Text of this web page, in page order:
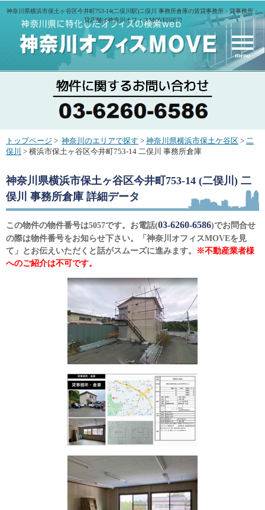
神奈川県横浜市保土ヶ谷区今井町753-14(二俣川駅)二俣川 事務所倉庫の賃貸事務所・貸事務所・
貸店舗は神奈川オフィスMOVE[5057]
menu
トップページ > 神奈川のエリアで探す > 神奈川県横浜市保土ケ谷区 > 二
俣川 > 横浜市保土ヶ谷区今井町753-14 二俣川 事務所倉庫
神奈川県横浜市保土ヶ谷区今井町753-14 (二俣川) 二
俣川 事務所倉庫 詳細データ
この物件の物件番号は5057です。お電話(03-6260-6586)でお問合せ
の際は物件番号をお知らせ下さい。「神奈川オフィスMOVEを見
て」とお伝えいただくと話がスムーズに進みます。
※不動産業者様
へのご紹介は不可です。